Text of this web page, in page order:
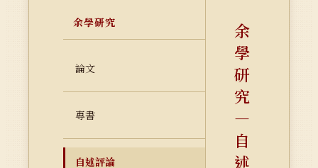
余學研究
論文
專書
自述評論
余
學
研
究
—
自
述